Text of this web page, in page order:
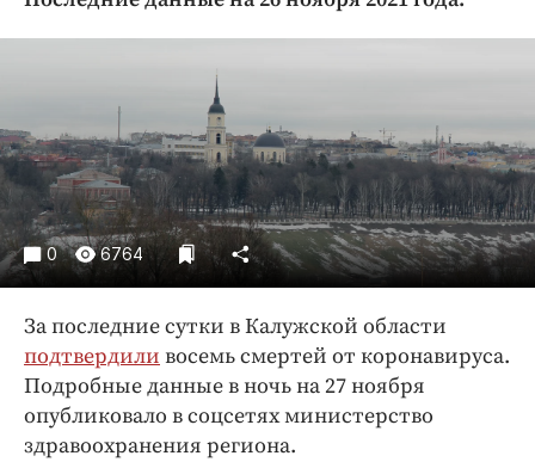
Криминал
Недвижимость и ЖКХ
Образование
Общество
Погода
Праздники
Происшествия
Экономика и бизнес
ПРОЕКТЫ
0 6764
За последние сутки в Калужской области
подтвердили восемь смертей от коронавируса.
Подробные данные в ночь на 27 ноября
опубликовало в соцсетях министерство
здравоохранения региона.